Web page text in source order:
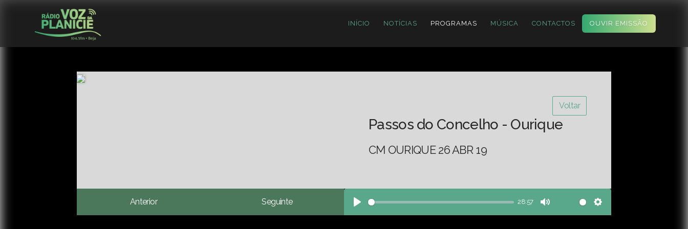
INÍCIO NOTÍCIAS PROGRAMAS MÚSICA CONTACTOS OUVIR EMISSÃO
Voltar
Passos do Concelho - Ourique
CM OURIQUE 26 ABR 19
Anterior Seguinte
Play
28:57
Mute Settings